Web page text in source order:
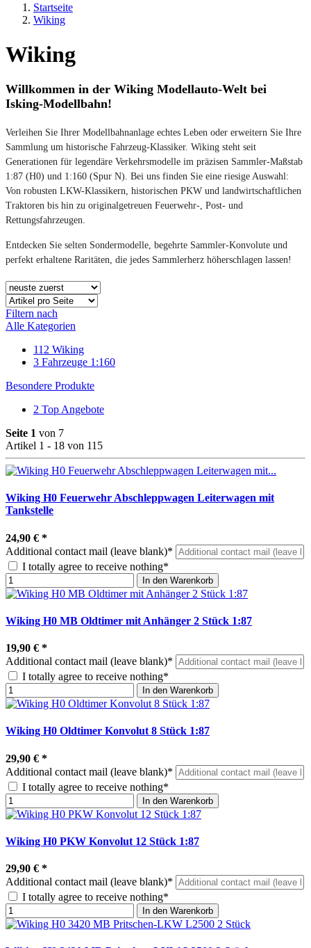
Startseite
Wiking
Wiking
Willkommen in der Wiking Modellauto-Welt bei
Isking-Modellbahn!
Verleihen Sie Ihrer Modellbahnanlage echtes Leben oder erweitern Sie Ihre
Sammlung um historische Fahrzeug-Klassiker. Wiking steht seit
Generationen für legendäre Verkehrsmodelle im präzisen Sammler-Maßstab
1:87 (H0) und 1:160 (Spur N). Bei uns finden Sie eine riesige Auswahl:
Von robusten LKW-Klassikern, historischen PKW und landwirtschaftlichen
Traktoren bis hin zu originalgetreuen Feuerwehr-, Post- und
Rettungsfahrzeugen.
Entdecken Sie selten Sondermodelle, begehrte Sammler-Konvolute und
perfekt erhaltene Raritäten, die jedes Sammlerherz höherschlagen lassen!
Filtern nach
Alle Kategorien
112 Wiking
3 Fahrzeuge 1:160
Besondere Produkte
2 Top Angebote
Seite 1 von 7
Artikel 1 - 18 von 115
Wiking H0 Feuerwehr Abschleppwagen Leiterwagen mit
Tankstelle
24,90 € *
Additional contact mail (leave blank)*
I totally agree to receive nothing*
In den Warenkorb
Wiking H0 MB Oldtimer mit Anhänger 2 Stück 1:87
19,90 € *
Additional contact mail (leave blank)*
I totally agree to receive nothing*
In den Warenkorb
Wiking H0 Oldtimer Konvolut 8 Stück 1:87
29,90 € *
Additional contact mail (leave blank)*
I totally agree to receive nothing*
In den Warenkorb
Wiking H0 PKW Konvolut 12 Stück 1:87
29,90 € *
Additional contact mail (leave blank)*
I totally agree to receive nothing*
In den Warenkorb